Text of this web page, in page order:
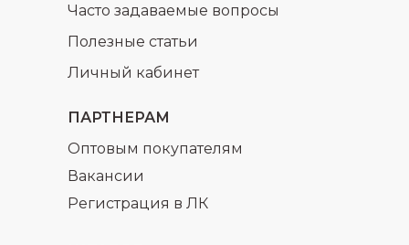
ПАРТНЕРАМ
Регистрация в ЛК
Оптовым покупателям
Вакансии
Часто задаваемые вопросы
Полезные статьи
Личный кабинет